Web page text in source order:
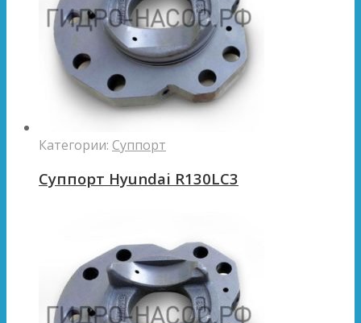
Категории: Суппорт
Суппорт Hyundai R130LC3